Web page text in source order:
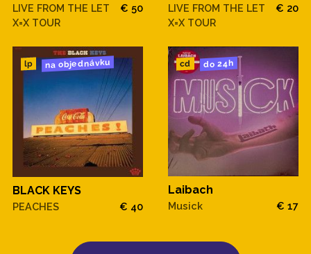
LIVE FROM THE LET
X=X TOUR
€ 50
LIVE FROM THE LET
X=X TOUR
€ 20
lp na objednávku
BLACK KEYS
PEACHES € 40
cd do 24h
Laibach
Musick € 17